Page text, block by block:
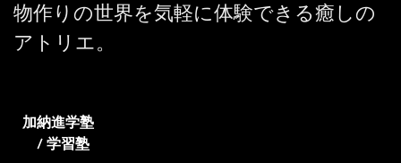
物作りの世界を気軽に体験できる癒しの
アトリエ。
加納進学塾
/ 学習塾